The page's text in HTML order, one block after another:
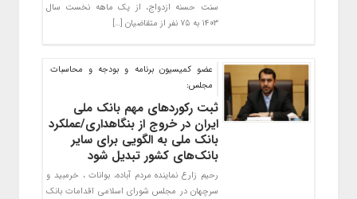
سنت حسنه ازدواج، از یک ماهه نخست سال
۱۴۰۳ به ۷۵ نفر از متقاضیان […]
عضو کمیسیون برنامه و بودجه و محاسبات
مجلس:
ثبت رکوردهای مهم بانک ملی
ایران در خروج از بنگاهداری/عملکرد
بانک ملی به الگویی برای سایر
بانک‌های کشور تبدیل شود
رحیم زارع نماینده مردم آباده، بوانات ، خرمبید و
سرچهان در مجلس شورای اسلامی اقدامات بانک